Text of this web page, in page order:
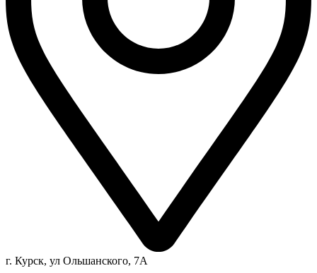
г. Курск, ул Ольшанского, 7А